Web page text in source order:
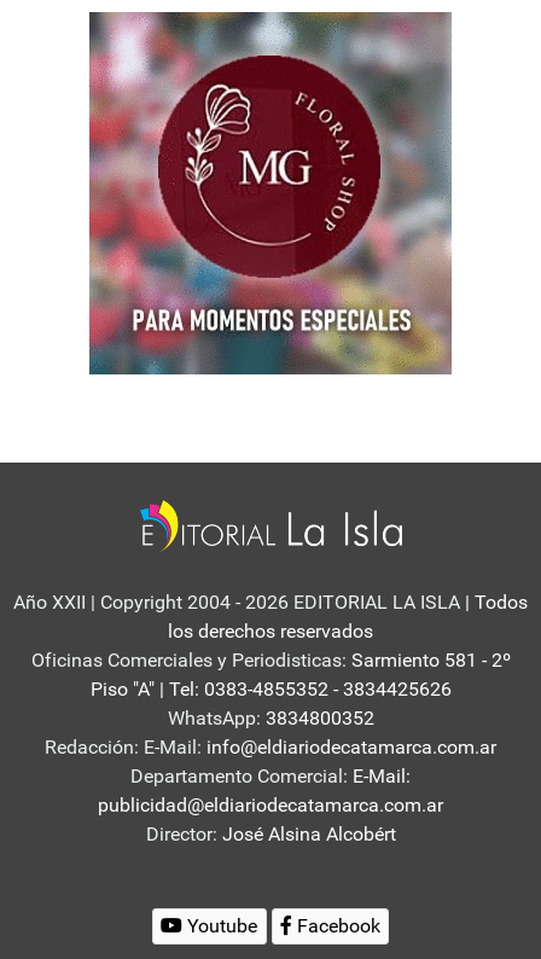
Año XXII | Copyright 2004 - 2026 EDITORIAL LA ISLA | Todos
los derechos reservados
Oficinas Comerciales y Periodisticas: Sarmiento 581 - 2º
Piso "A" | Tel: 0383-4855352 - 3834425626
WhatsApp: 3834800352
Redacción: E-Mail: info@eldiariodecatamarca.com.ar
Departamento Comercial: E-Mail:
publicidad@eldiariodecatamarca.com.ar
Director: José Alsina Alcobért
Youtube Facebook